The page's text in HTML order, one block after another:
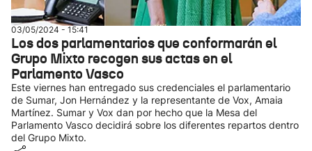
03/05/2024 - 15:41
Los dos parlamentarios que conformarán el
Grupo Mixto recogen sus actas en el
Parlamento Vasco
Este viernes han entregado sus credenciales el parlamentario
de Sumar, Jon Hernández y la representante de Vox, Amaia
Martínez. Sumar y Vox dan por hecho que la Mesa del
Parlamento Vasco decidirá sobre los diferentes repartos dentro
del Grupo Mixto.